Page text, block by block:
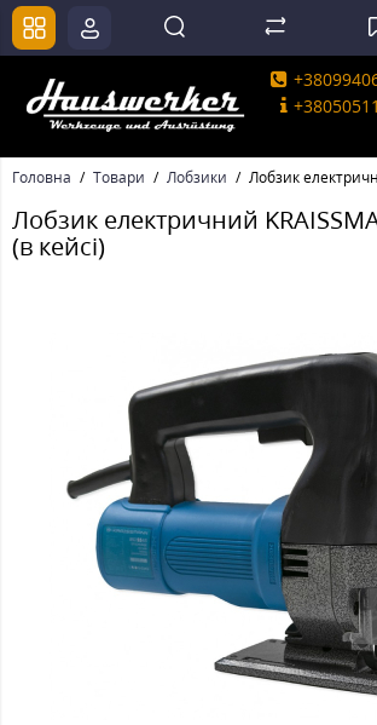
Головна Товари Лобзики Лобзик
Лобзик електричний
(в кейсі)